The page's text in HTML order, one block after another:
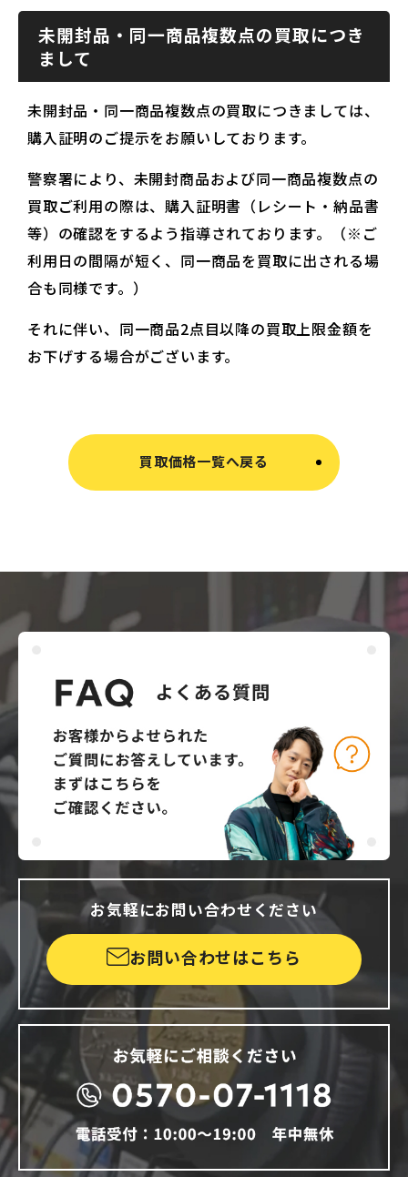
未開封品・同一商品複数点の買取につき
まして
未開封品・同一商品複数点の買取につきましては、
購入証明のご提示をお願いしております。
警察署により、未開封商品および同一商品複数点の
買取ご利用の際は、購入証明書（レシート・納品書
等）の確認をするよう指導されております。（※ご
利用日の間隔が短く、同一商品を買取に出される場
合も同様です。）
それに伴い、同一商品2点目以降の買取上限金額を
お下げする場合がございます。
買取価格一覧へ戻る
お気軽にお問い合わせください
お問い合わせはこちら